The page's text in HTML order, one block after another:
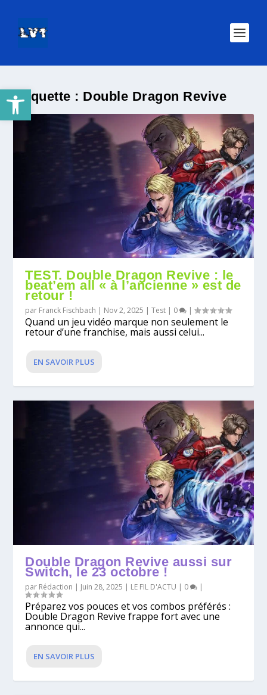
Ouvrir la barre d’outilsÉtiquette : Double Dragon Revive
TEST. Double Dragon Revive : le
beat’em all « à l’ancienne » est de
retour !
par Franck Fischbach | Nov 2, 2025 |Test | 0 |
Quand un jeu vidéo marque non seulement le
retour d’une franchise, mais aussi celui...
EN SAVOIR PLUS
Double Dragon Revive aussi sur
Switch, le 23 octobre !
par Rédaction | Juin 28, 2025 | LE FIL D'ACTU | 0 |
Préparez vos pouces et vos combos préférés :
Double Dragon Revive frappe fort avec une
annonce qui...
EN SAVOIR PLUS